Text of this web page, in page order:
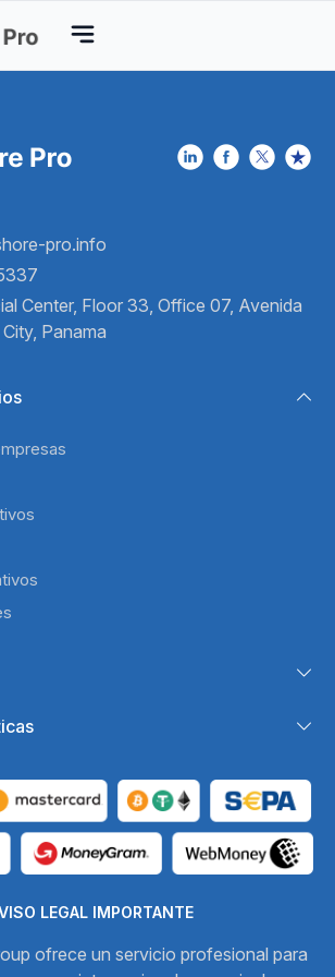
pro.info
Center, Floor 33, Office 07, Avenida
Panama
LEGAL IMPORTANTE
ofrece un servicio profesional para